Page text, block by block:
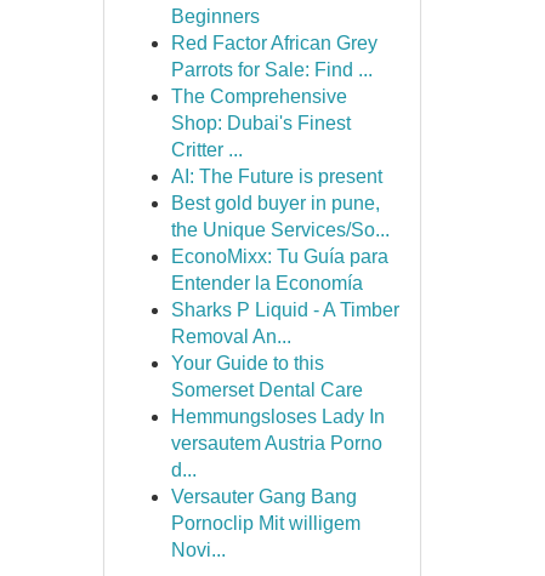
Beginners
Red Factor African Grey
Parrots for Sale: Find ...
The Comprehensive
Shop: Dubai's Finest
Critter ...
AI: The Future is present
Best gold buyer in pune,
the Unique Services/So...
EconoMixx: Tu Guía para
Entender la Economía
Sharks P Liquid - A Timber
Removal An...
Your Guide to this
Somerset Dental Care
Hemmungsloses Lady In
versautem Austria Porno
d...
Versauter Gang Bang
Pornoclip Mit willigem
Novi...